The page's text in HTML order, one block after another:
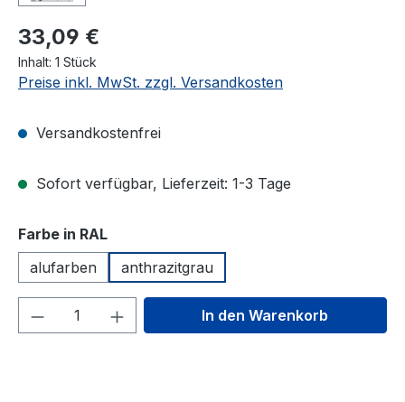
33,09 €
Inhalt: 1 Stück
Preise inkl. MwSt. zzgl. Versandkosten
Versandkostenfrei
Sofort verfügbar, Lieferzeit: 1-3 Tage
Farbe in RALauswählen
alufarben
anthrazitgrau
Produkt Anzahl: Gib denIn den Warenkorb